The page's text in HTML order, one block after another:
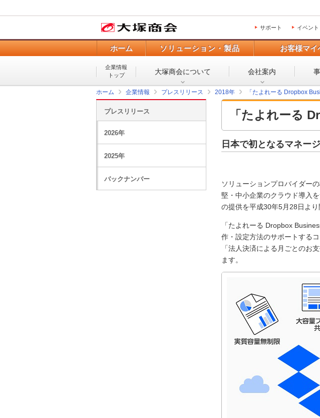
サポート イベン
ホーム ソリューション・製品 お客様マイ
企業情報
トップ
大塚商会について 会社案内
ホーム 企業情報 プレスリリース 2018年 「たよれーる Dropbox
「たよれーる
日本で初となるマネー
ソリューションプロバイダー
堅・中小企業のクラウド導入
の提供を平成30年5月28日よ
「たよれーる Dropbox
作・設定方法のサポートする
「法人決済による月ごとのお
ます。
プレスリリース
2026年
2025年
バックナンバー